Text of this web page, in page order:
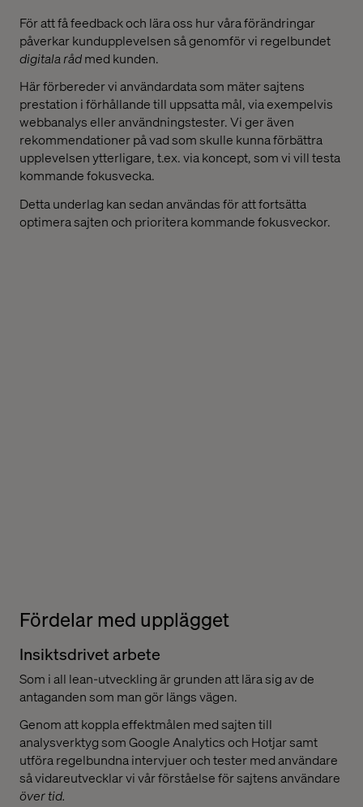
För att få feedback och lära oss hur våra förändringar
påverkar kundupplevelsen så genomför vi regelbundet
digitala rådmed kunden.
Här förbereder vi användardata som mäter sajtens
prestation i förhållande till uppsatta mål, via exempelvis
webbanalys eller användningstester. Vi ger även
rekommendationer på vad som skulle kunna förbättra
upplevelsen ytterligare, t.ex. via koncept, som vi vill testa
kommande fokusvecka.
Detta underlag kan sedan användas för att fortsätta
optimera sajten och prioritera kommande fokusveckor.
Fördelar med upplägget
Insiktsdrivet arbete
Som i all lean-utveckling är grunden att lära sig av de
antaganden som man gör längs vägen.
Genom att koppla effektmålen med sajten till
analysverktyg som Google Analytics och Hotjar samt
utföra regelbundna intervjuer och tester med användare
så vidareutvecklar vi vår förståelse för sajtens användare
över tid.